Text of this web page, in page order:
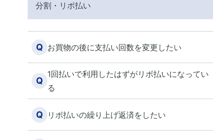
分割・リボ払い
Q お買物の後に支払い回数を変更したい
Q
1回払いで利用したはずがリボ払いになってい
る
Q リボ払いの繰り上げ返済をしたい